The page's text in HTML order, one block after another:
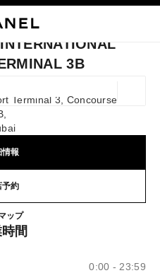
検索
示されます
INTERNATIONAL AIRPORT
3B
Terminal 3, Concourse
報
予約
04 381 8444
ップ
CHANEL DUBAI
間
0:00 - 23:59
：
ア取扱店